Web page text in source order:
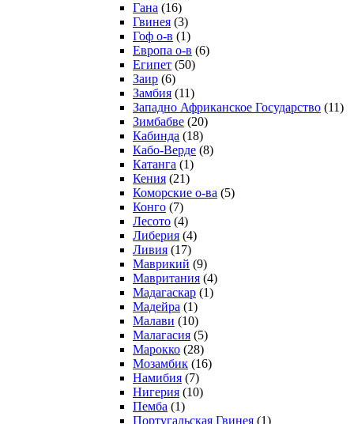
Гана (16)
Гвинея (3)
Гоф о-в (1)
Европа о-в (6)
Египет (50)
Заир (6)
Замбия (11)
Западно Африканское Государство (11)
Зимбабве (20)
Кабинда (18)
Кабо-Верде (8)
Катанга (1)
Кения (21)
Коморcкие о-ва (5)
Конго (7)
Лесото (4)
Либерия (4)
Ливия (17)
Маврикий (9)
Мавритания (4)
Мадагаскар (1)
Мадейра (1)
Малави (10)
Малагасия (5)
Марокко (28)
Мозамбик (16)
Намибия (7)
Нигерия (10)
Пемба (1)
Португальская Гвинея (1)